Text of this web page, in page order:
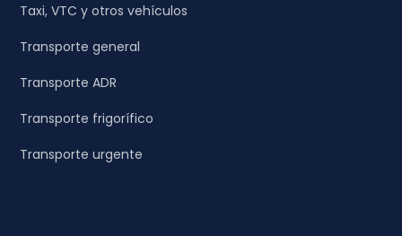
Taxi, VTC y otros vehículos
Transporte general
Transporte ADR
Transporte frigorífico
Transporte urgente